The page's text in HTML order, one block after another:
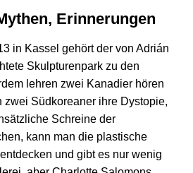
Erinnerungen
in Kassel gehört der von Adrián
Skulpturenpark zu den
lehren zwei Kanadier hören
zwei Südkoreaner ihre Dystopie,
Schreine der
kann man die plastische
und gibt es nur wenig